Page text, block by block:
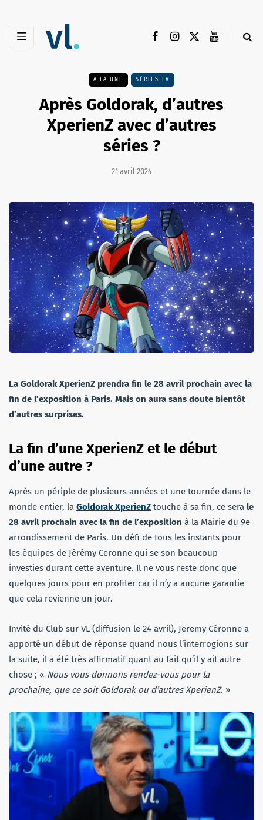
A LA UNE SÉRIES TV
Après Goldorak, d’autres
XperienZ avec d’autres
séries ?
21 avril 2024
La Goldorak XperienZ prendra fin le 28 avril prochain avec la
fin de l’exposition à Paris. Mais on aura sans doute bientôt
d’autres surprises.
La fin d’une XperienZ et le début
d’une autre ?
Après un périple de plusieurs années et une tournée dans le
monde entier, la Goldorak XperienZ touche à sa fin, ce sera le
28 avril prochain avec la fin de l’exposition à la Mairie du 9e
arrondissement de Paris. Un défi de tous les instants pour
les équipes de Jérémy Ceronne qui se son beaucoup
investies durant cette aventure. Il ne vous reste donc que
quelques jours pour en profiter car il n’y a aucune garantie
que cela revienne un jour.
Invité du Club sur VL (diffusion le 24 avril), Jeremy Céronne a
apporté un début de réponse quand nous l’interrogions sur
la suite, il a été très affirmatif quant au fait qu’il y ait autre
chose ; « Nous vous donnons rendez-vous pour la
prochaine, que ce soit Goldorak ou d’autres XperienZ. »